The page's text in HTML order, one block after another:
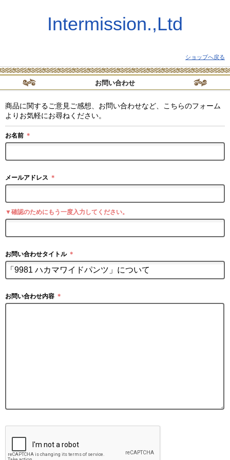
Intermission.,Ltd
ショップへ戻る
お問い合わせ
商品に関するご意見ご感想、お問い合わせなど、こちらのフォーム
よりお気軽にお尋ねください。
お名前 ＊
メールアドレス ＊
▼確認のためにもう一度入力してください。
お問い合わせタイトル ＊
お問い合わせ内容 ＊